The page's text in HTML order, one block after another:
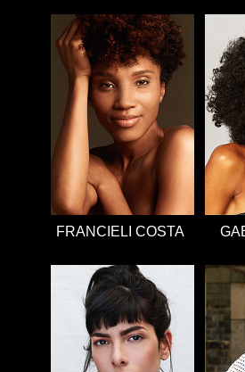
FRANCIELI COSTA